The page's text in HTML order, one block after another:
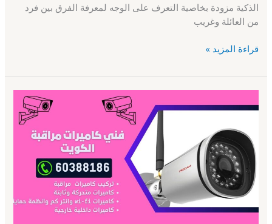
الذكية مزودة بخاصية التعرف على الوجه لمعرفة الفرق بين فرد
من العائلة وغريب
قراءة المزيد »
كاميرات
الرميثية
–
60388186
–
تركيب
كاميرات